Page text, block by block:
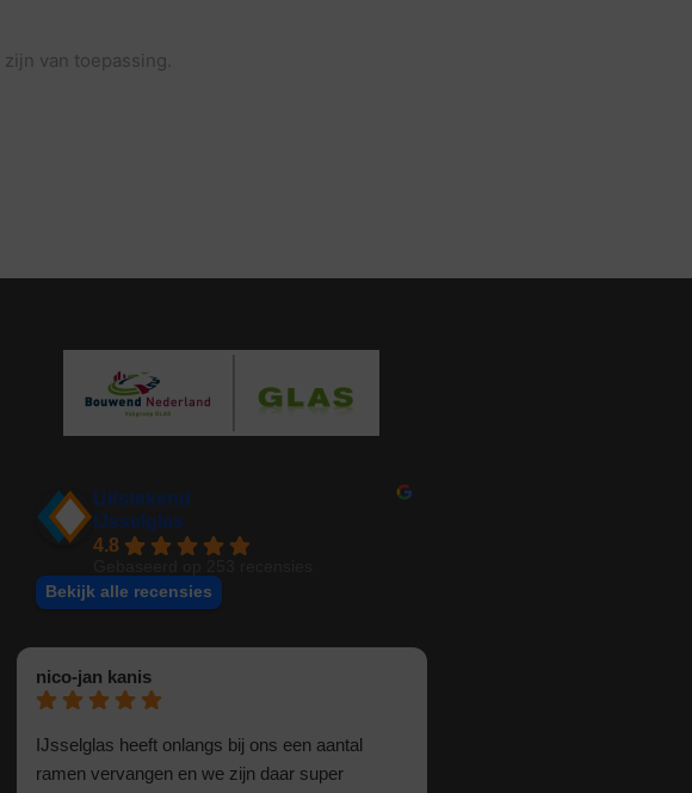
zijn van toepassing.
Uitstekend
IJsselglas
4.8
Bekijk alle recensies
nico-jan kanis
IJsselglas heeft onlangs bij ons een aantal
ramen vervangen en we zijn daar super